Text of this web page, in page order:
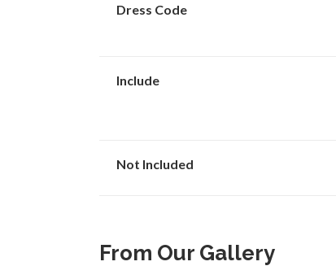
Dress Code
Include
Not Included
From Our Gallery